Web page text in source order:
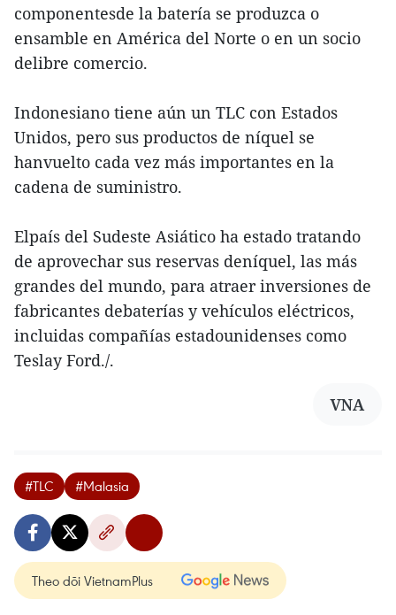
componentesde la batería se produzca o
ensamble en América del Norte o en un socio
delibre comercio.
Indonesiano tiene aún un TLC con Estados
Unidos, pero sus productos de níquel se
hanvuelto cada vez más importantes en la
cadena de suministro.
Elpaís del Sudeste Asiático ha estado tratando
de aprovechar sus reservas deníquel, las más
grandes del mundo, para atraer inversiones de
fabricantes debaterías y vehículos eléctricos,
incluidas compañías estadounidenses como
Teslay Ford./.
VNA
#TLC #Malasia
Theo dõi VietnamPlus